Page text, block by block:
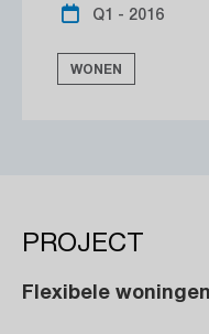
Q1 - 2016
WONEN
PROJECT
Flexibele